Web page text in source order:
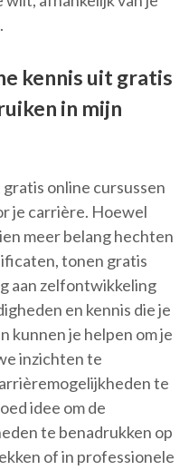
kennis uit gratis
in mijn
online cursussen
je carrière. Hoewel
meer belang hechten
tonen gratis
aan zelfontwikkeling
en kennis die je
kunnen je helpen om je
inzichten te
te
idee om de
te benadrukken op
of in professionele